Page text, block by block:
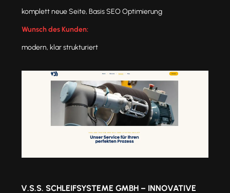
komplett neue Seite, Basis SEO Optimierung
Wunsch des Kunden:
modern, klar strukturiert
V.S.S. SCHLEIFSYSTEME GMBH – INNOVATIVE